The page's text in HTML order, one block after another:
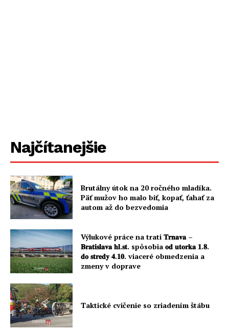
Najčítanejšie
Brutálny útok na 20 ročného mladíka.
Päť mužov ho malo biť, kopať, ťahať za
autom až do bezvedomia
Výlukové práce na trati 𝐓𝐫𝐧𝐚𝐯𝐚 –
𝐁𝐫𝐚𝐭𝐢𝐬𝐥𝐚𝐯𝐚 𝐡𝐥.𝐬𝐭. spôsobia 𝐨𝐝 𝐮𝐭𝐨𝐫𝐤𝐚 𝟏.𝟖.
𝐝𝐨 𝐬𝐭𝐫𝐞𝐝𝐲 𝟒.𝟏𝟎. viaceré obmedzenia a
zmeny v doprave
Taktické cvičenie so zriadením štábu